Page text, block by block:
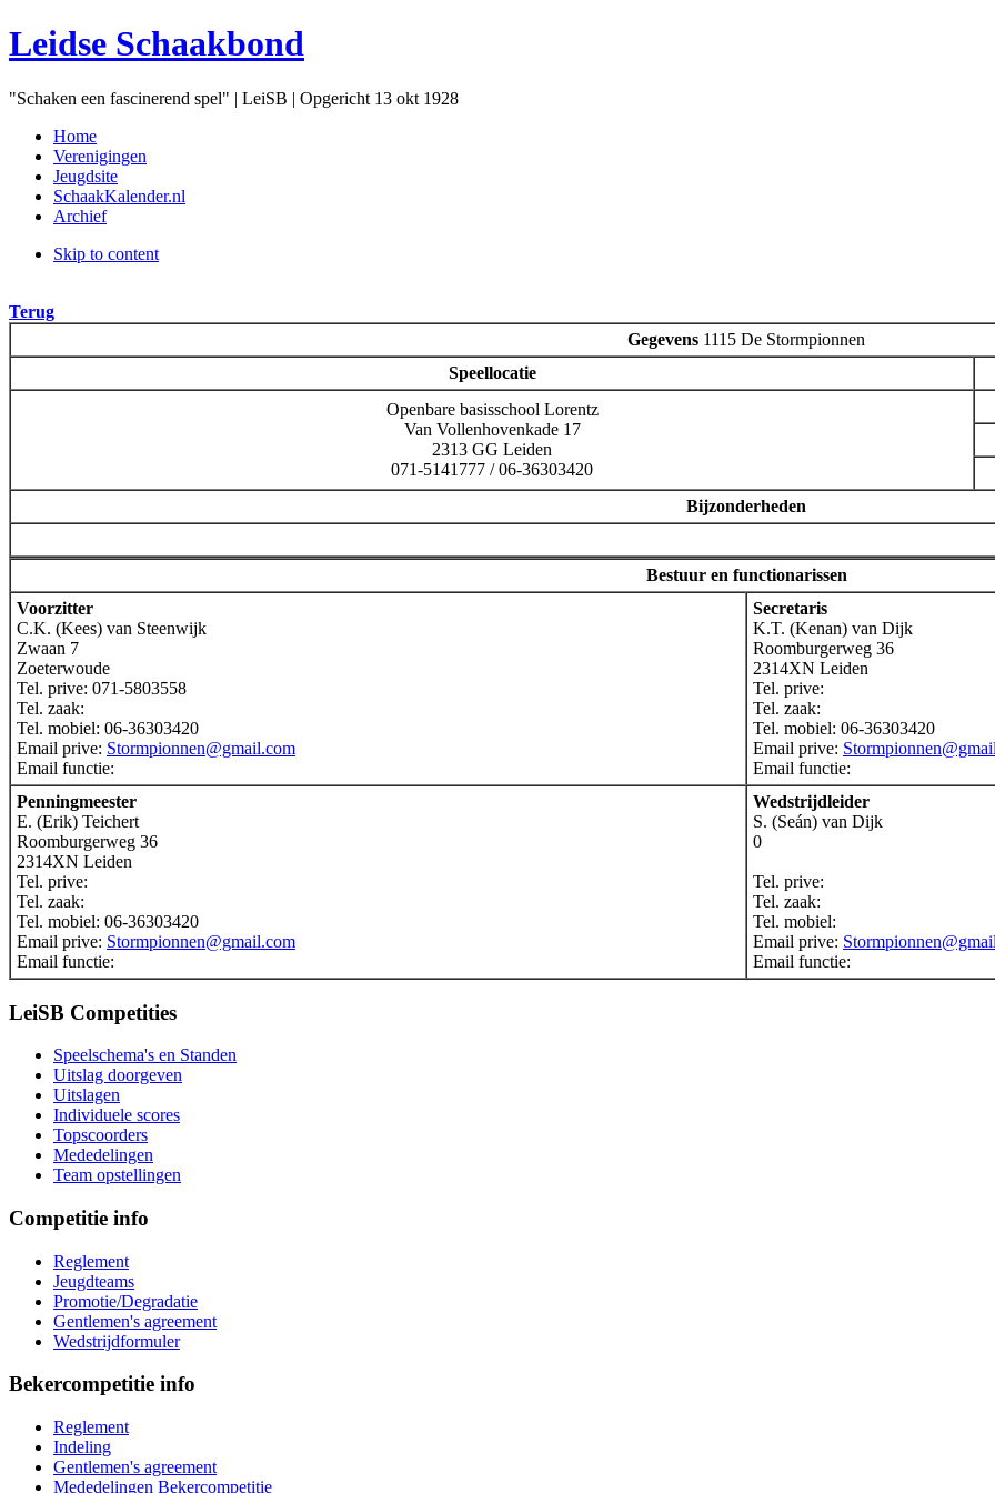
Leidse Schaakbond
"Schaken een fascinerend spel" | LeiSB | Opgericht 13 okt 1928
Home
Verenigingen
Jeugdsite
SchaakKalender.nl
Archief
Skip to content
Terug
Gegevens 1115 De Stormpionnen
Speellocatie
Openbare basisschool Lorentz
Van Vollenhovenkade 17
2313 GG Leiden
071-5141777 / 06-36303420
Bijzonderheden
Bestuur en functionarissen
Voorzitter
C.K. (Kees) van Steenwijk
Zwaan 7
Zoeterwoude
Tel. prive: 071-5803558
Tel. zaak:
Tel. mobiel: 06-36303420
Email prive: Stormpionnen@gmail.com
Email functie:
Secretaris
K.T. (Kenan) van Dijk
Roomburgerweg 36
2314XN Leiden
Tel. prive:
Tel. zaak:
Tel. mobiel: 06-36303420
Email prive:
Email functie:
Penningmeester
E. (Erik) Teichert
Roomburgerweg 36
2314XN Leiden
Tel. prive:
Tel. zaak:
Tel. mobiel: 06-36303420
Email prive: Stormpionnen@gmail.com
Email functie:
Wedstrijdleider
S. (Seán) van Dijk
0
Tel. prive:
Tel. zaak:
Tel. mobiel:
Email prive:
Email functie:
LeiSB Competities
Speelschema's en Standen
Uitslag doorgeven
Uitslagen
Individuele scores
Topscoorders
Mededelingen
Team opstellingen
Competitie info
Reglement
Jeugdteams
Promotie/Degradatie
Gentlemen's agreement
Wedstrijdformuler
Bekercompetitie info
Reglement
Indeling
Gentlemen's agreement
Mededelingen Bekercompetitie